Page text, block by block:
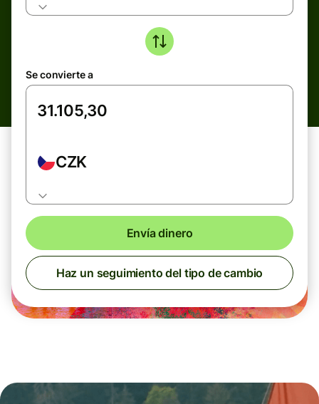
Se convierte a
CZK
Envía dinero
Haz un seguimiento del tipo de cambio